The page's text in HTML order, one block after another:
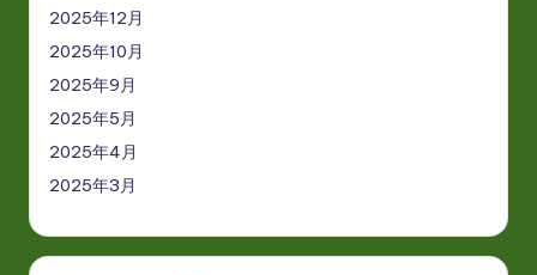
2025年12月
2025年10月
2025年9月
2025年5月
2025年4月
2025年3月